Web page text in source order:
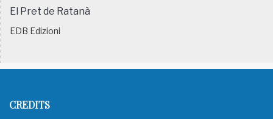
El Pret de Ratanà
EDB Edizioni
CREDITS